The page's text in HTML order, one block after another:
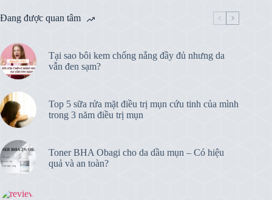
Đang được quan tâm
Tại sao bôi kem chống nắng đầy đủ nhưng da
vẫn đen sạm?
Top 5 sữa rửa mặt điều trị mụn cứu tinh của mình
trong 3 năm điều trị mụn
Toner BHA Obagi cho da dầu mụn – Có hiệu
quả và an toàn?